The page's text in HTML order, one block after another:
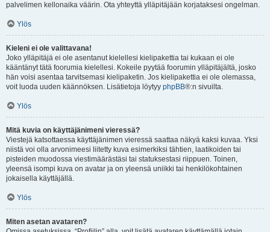
palvelimen kellonaika väärin. Ota yhteyttä ylläpitäjään korjataksesi ongelman.
Ylös
Kieleni ei ole valittavana!
Joko ylläpitäjä ei ole asentanut kielellesi kielipakettia tai kukaan ei ole
kääntänyt tätä foorumia kielellesi. Kokeile pyytää foorumin ylläpitäjältä, josko
hän voisi asentaa tarvitsemasi kielipaketin. Jos kielipakettia ei ole olemassa,
voit luoda uuden käännöksen. Lisätietoja löytyy phpBB®:n sivuilta.
Ylös
Mitä kuvia on käyttäjänimeni vieressä?
Viestejä katsottaessa käyttäjänimen vieressä saattaa näkyä kaksi kuvaa. Yksi
niistä voi olla arvonimeesi liitetty kuva esimerkiksi tähtien, laatikoiden tai
pisteiden muodossa viestimäärästäsi tai statuksestasi riippuen. Toinen,
yleensä isompi kuva on avatar ja on yleensä uniikki tai henkilökohtainen
jokaisella käyttäjällä.
Ylös
Miten asetan avataren?